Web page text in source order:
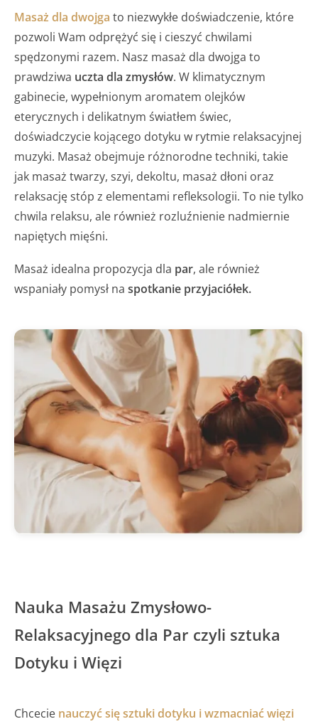
Masaż dla dwojga to niezwykłe doświadczenie, które
pozwoli Wam odprężyć się i cieszyć chwilami
spędzonymi razem. Nasz masaż dla dwojga to
prawdziwa uczta dla zmysłów. W klimatycznym
gabinecie, wypełnionym aromatem olejków
eterycznych i delikatnym światłem świec,
doświadczycie kojącego dotyku w rytmie relaksacyjnej
muzyki. Masaż obejmuje różnorodne techniki, takie
jak masaż twarzy, szyi, dekoltu, masaż dłoni oraz
relaksację stóp z elementami refleksologii. To nie tylko
chwila relaksu, ale również rozluźnienie nadmiernie
napiętych mięśni.
Masaż idealna propozycja dla par, ale również
wspaniały pomysł na spotkanie przyjaciółek.
Nauka Masażu Zmysłowo-
Relaksacyjnego dla Par czyli sztuka
Dotyku i Więzi
Chcecie nauczyć się sztuki dotyku iwzmacniać więzi